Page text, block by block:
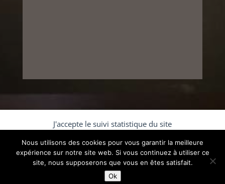
J'accepte le suivi statistique du site
Accepter
Refuser
© 2019 - Il Carpaccio Ristorante | Mentions légales
webdesign phm-consultant.fr
Nous utilisons des cookies pour vous garantir la meilleure
expérience sur notre site web. Si vous continuez à utiliser ce
site, nous supposerons que vous en êtes satisfait.
Ok